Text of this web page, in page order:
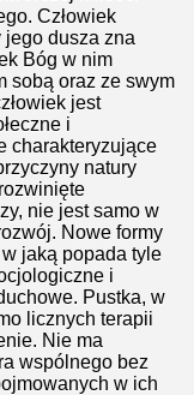
Człowiek
dusza zna
Bóg w nim
sobą oraz ze swym
jest
i
charakteryzujące
natury
nie jest samo w
Nowe formy
jaką popada tyle
i
Pustka, w
licznych terapii
Nie ma
wspólnego bez
w ich